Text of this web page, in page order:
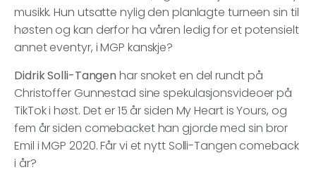
musikk. Hun utsatte nylig den planlagte turneen sin til
høsten og kan derfor ha våren ledig for et potensielt
annet eventyr, i MGP kanskje?
Didrik Solli-Tangenhar snoket en del rundt på
Christoffer Gunnestad sine spekulasjonsvideoer på
TikTok i høst. Det er 15 år siden My Heart is Yours, og
fem år siden comebacket han gjorde med sin bror
Emil i MGP 2020. Får vi et nytt Solli-Tangen comeback
i år?